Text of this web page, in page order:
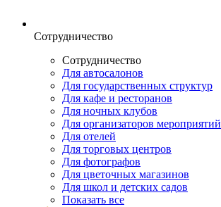
Сотрудничество
Сотрудничество
Для автосалонов
Для государственных структур
Для кафе и ресторанов
Для ночных клубов
Для организаторов мероприятий
Для отелей
Для торговых центров
Для фотографов
Для цветочных магазинов
Для школ и детских садов
Показать все